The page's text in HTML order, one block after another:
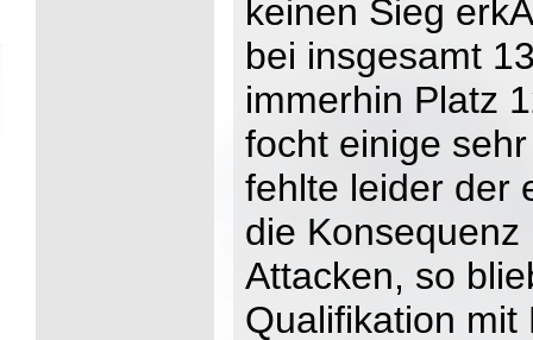
keinen Sieg
bei insgesamt
immerhin Platz
focht einige
fehlte leider der
die
Attacken, so
Qualifikation mit